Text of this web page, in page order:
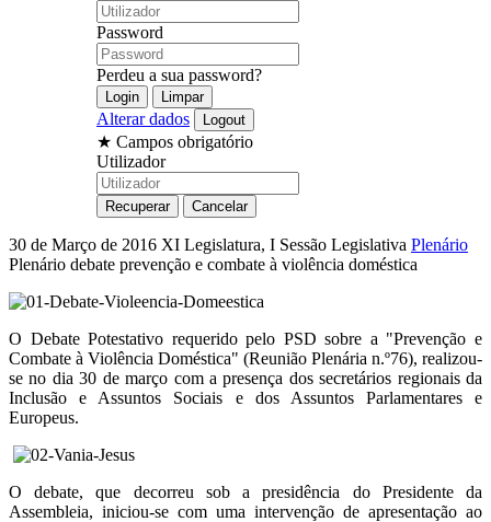
Password
Perdeu a sua password?
Alterar dados
★ Campos obrigatório
Utilizador
30 de Março de 2016 XI Legislatura, I Sessão Legislativa Plenário
Plenário debate prevenção e combate à violência doméstica
O Debate Potestativo requerido pelo PSD sobre a "Prevenção e
Combate à Violência Doméstica" (Reunião Plenária n.º76), realizou-
se no dia 30 de março com a presença dos secretários regionais da
Inclusão e Assuntos Sociais e dos Assuntos Parlamentares e
Europeus.
O debate, que decorreu sob a presidência do Presidente da
Assembleia, iniciou-se com uma intervenção de apresentação ao